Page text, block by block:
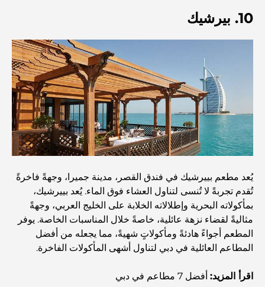
كيف تختار مستشارًا ماليًا في دبي؟
أغلى الطائرات الخاصة: نظرة على عالم الرفاهية في عالم
الطيران للمليارديرات
أغلى خواتم الخطوبة في العالم
المدارس الهندية في دبي: الدليل الأمثل للآباء
Exploring The Most Iconic Landmarks In Abu
Dhabi
10. بيرشيك
يُعد مطعم بييرشيك في فندق القصر، مدينة جميرا، وجهةً فاخرةً
تُقدم تجربةً لا تُنسى لتناول العشاء فوق الماء. يُعد بييرشيك،
بمأكولاته البحرية وإطلالاته الخلابة على الخليج العربي، وجهةً
مثاليةً لقضاء نزهة عائلية، خاصةً خلال المناسبات الخاصة. يوفر
المطعم أجواءً هادئةً ومأكولاتٍ شهيةً، مما يجعله من أفضل
المطاعم العائلية في دبي لتناول أشهى المأكولات الفاخرة.
اقرأ المزيد: أفضل 7 مطاعم في دبي